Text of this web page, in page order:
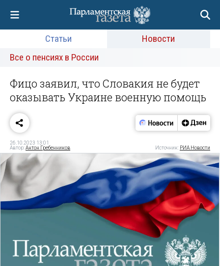
Статьи
Новости
Все о пенсиях в России
Фицо заявил, что Словакия не будет
оказывать Украине военную помощь
26.10.2023 13:01
Автор:Антон Гребенников Источник: РИА Новости